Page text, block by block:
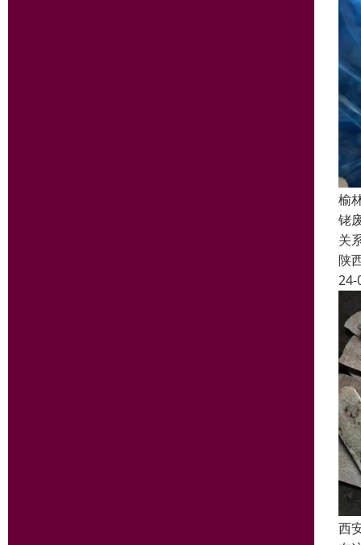
榆
铑
关
陕
24-
西